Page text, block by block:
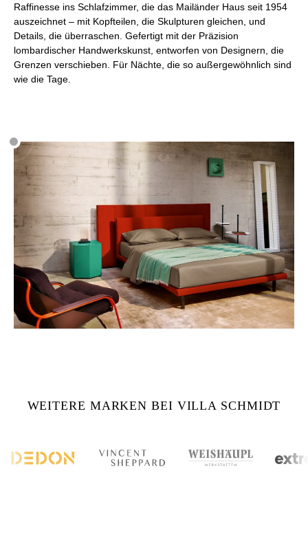
Raffinesse ins Schlafzimmer, die das Mailänder Haus seit 1954
auszeichnet – mit Kopfteilen, die Skulpturen gleichen, und
Details, die überraschen. Gefertigt mit der Präzision
lombardischer Handwerkskunst, entworfen von Designern, die
Grenzen verschieben. Für Nächte, die so außergewöhnlich sind
wie die Tage.
WEITERE MARKEN BEI VILLA SCHMIDT